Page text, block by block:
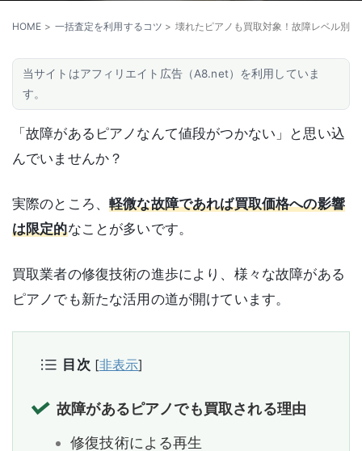
HOME > 一括査定を利用するコツ > 壊れたピアノも買取対象！故障レベル別
当サイトはアフィリエイト広告（A8.net）を利用していま
す。
「故障があるピアノなんて値段がつかない」と思い込
んでいませんか？
実際のところ、軽微な故障であれば買取価格への影響
は限定的なことが多いです。
買取業者の修復技術の進歩により、様々な故障がある
ピアノでも新たな活用の道が開けています。
目次 [非表示]
故障があるピアノでも買取される理由
修復技術による再生